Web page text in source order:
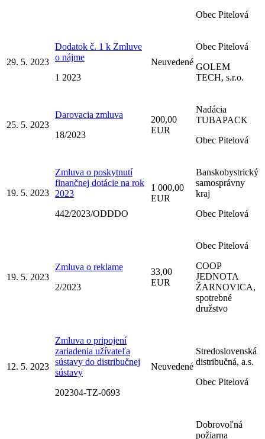
Obec Pitelová
29. 5. 2023
Dodatok č. 1 k Zmluve
o nájme
1 2023
Neuvedené
Obec Pitelová
GOLEM
TECH, s.r.o.
25. 5. 2023
Darovacia zmluva
18/2023
200,00
EUR
Nadácia
TUBAPACK
Obec Pitelová
19. 5. 2023
Zmluva o poskytnutí
finančnej dotácie na rok
2023
442/2023/ODDDO
1 000,00
EUR
Banskobystrický
samosprávny
kraj
Obec Pitelová
19. 5. 2023
Zmluva o reklame
2/2023
33,00
EUR
Obec Pitelová
COOP
JEDNOTA
ŽARNOVICA,
spotrebné
družstvo
12. 5. 2023
Zmluva o pripojení
zariadenia užívateľa
sústavy do distribučnej
sústavy
202304-TZ-0693
Neuvedené
Stredoslovenská
distribučná, a.s.
Obec Pitelová
Dobrovoľná
požiarna